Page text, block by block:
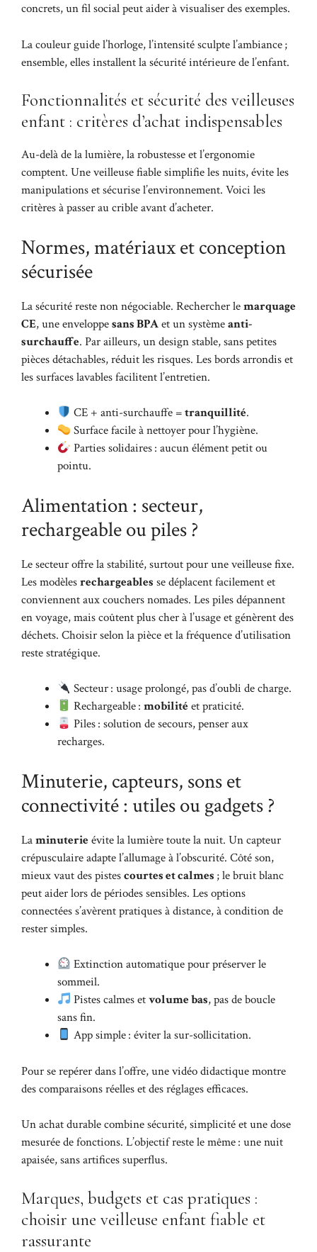
concrets, un fil social peut aider à visualiser des exemples.
La couleur guide l’horloge, l’intensité sculpte l’ambiance ;
ensemble, elles installent la sécurité intérieure de l’enfant.
Fonctionnalités et sécurité des veilleuses
enfant : critères d’achat indispensables
Au-delà de la lumière, la robustesse et l’ergonomie
comptent. Une veilleuse fiable simplifie les nuits, évite les
manipulations et sécurise l’environnement. Voici les
critères à passer au crible avant d’acheter.
Normes, matériaux et conception
sécurisée
La sécurité reste non négociable. Rechercher lemarquage
CE, une enveloppesans BPAet un systèmeanti-
surchauffe. Par ailleurs, un design stable, sans petites
pièces détachables, réduit les risques. Les bords arrondis et
les surfaces lavables facilitent l’entretien.
CE + anti-surchauffe =tranquillité.
Surface facile à nettoyer pour l’hygiène.
Parties solidaires : aucun élément petit ou
pointu.
Alimentation : secteur,
rechargeable ou piles ?
Le secteur offre la stabilité, surtout pour une veilleuse fixe.
Les modèlesrechargeables se déplacent facilement et
conviennent aux couchers nomades. Les piles dépannent
en voyage, mais coûtent plus cher à l’usage et génèrent des
déchets. Choisir selon la pièce et la fréquence d’utilisation
reste stratégique.
Secteur : usage prolongé, pas d’oubli de charge.
Rechargeable :mobilitéet praticité.
Piles : solution de secours, penser aux
recharges.
Minuterie, capteurs, sons et
connectivité : utiles ou gadgets ?
Laminuterieévite la lumière toute la nuit. Un capteur
crépusculaire adapte l’allumage à l’obscurité. Côté son,
mieux vaut des pistescourtes et calmes ; le bruit blanc
peut aider lors de périodes sensibles. Les options
connectées s’avèrent pratiques à distance, à condition de
rester simples.
Extinction automatique pour préserver le
sommeil.
Pistes calmes etvolume bas, pas de boucle
sans fin.
App simple : éviter la sur-sollicitation.
Pour se repérer dans l’offre, une vidéo didactique montre
des comparaisons réelles et des réglages efficaces.
Un achat durable combine sécurité, simplicité et une dose
mesurée de fonctions. L’objectif reste le même : une nuit
apaisée, sans artifices superflus.
Marques, budgets et cas pratiques :
choisir une veilleuse enfant fiable et
rassurante